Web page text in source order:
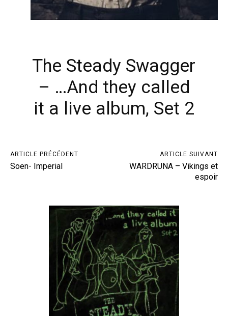
The Steady Swagger
– …And they called
it a live album, Set 2
ARTICLE PRÉCÉDENT
Soen- Imperial
ARTICLE SUIVANT
WARDRUNA – Vikings et
espoir